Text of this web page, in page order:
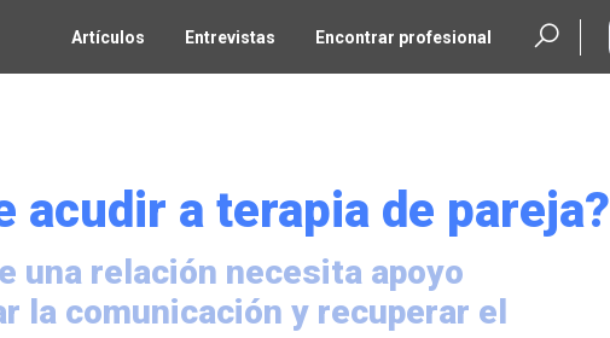
Artículos Entrevistas Encontrar profesional
acudir a terapia de pareja?
una relación necesita apoyo
la comunicación y recuperar el